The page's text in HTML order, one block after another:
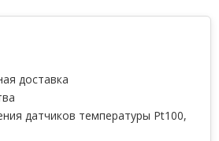
доставка
датчиков температуры Pt100,